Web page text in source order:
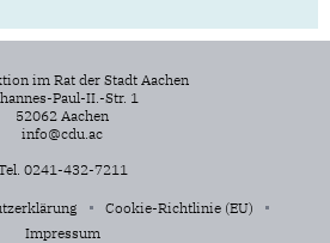
im Rat der Stadt Aachen
Paul-II.-Str. 1
52062 Aachen
info@cdu.ac
0241-432-7211
Cookie-Richtlinie (EU)
Impressum